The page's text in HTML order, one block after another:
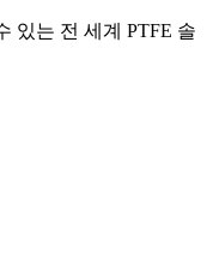
있는 전 세계 PTFE 솔